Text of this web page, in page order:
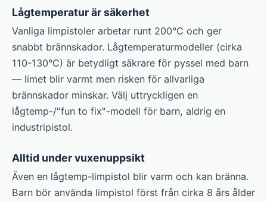
Lågtemperatur är säkerhet
Vanliga limpistoler arbetar runt 200°C och ger
snabbt brännskador. Lågtemperaturmodeller (cirka
110-130°C) är betydligt säkrare för pyssel med barn
— limet blir varmt men risken för allvarliga
brännskador minskar. Välj uttryckligen en
lågtemp-/"fun to fix"-modell för barn, aldrig en
industripistol.
Alltid under vuxenuppsikt
Även en lågtemp-limpistol blir varm och kan bränna.
Barn bör använda limpistol först från cirka 8 års ålder